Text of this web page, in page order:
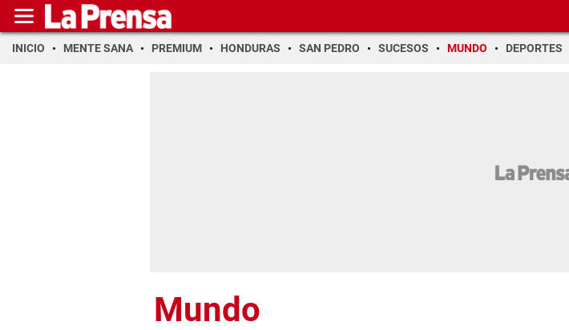
INICIO MENTE SANA PREMIUM HONDURAS SAN PEDRO SUCESOS MUNDO DEPORTES
Mundo